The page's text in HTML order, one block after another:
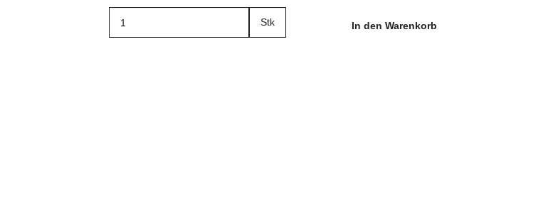
Stk In den Warenkorb